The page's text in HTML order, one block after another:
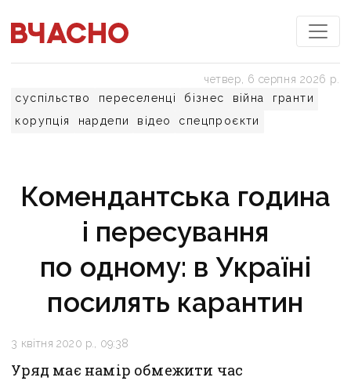
суспільство переселенці бізнес війна
гранти
корупція
нардепи відео спецпроєкти
четвер, 6 серпня 2026 р.
Комендантська година
і пересування
по одному: в Україні
посилять карантин
3 квітня 2020 р., 09:38
Уряд має намір обмежити час